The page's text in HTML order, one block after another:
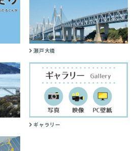
瀬戸大橋
ギャラリー